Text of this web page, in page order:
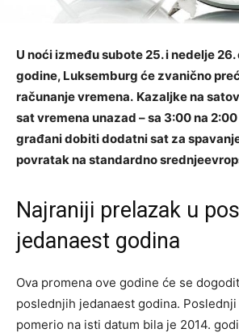
U noći između subote 25. i nedelje
godine, Luksemburg će zvanično
računanje vremena. Kazaljke na
sat vremena unazad – sa 3:00 na
građani dobiti dodatni sat za
povratak na standardno
Najraniji prelazak u
jedanaest godina
Ova promena ove godine će se
poslednjih jedanaest godina.
pomerio na isti datum bila je 2014.